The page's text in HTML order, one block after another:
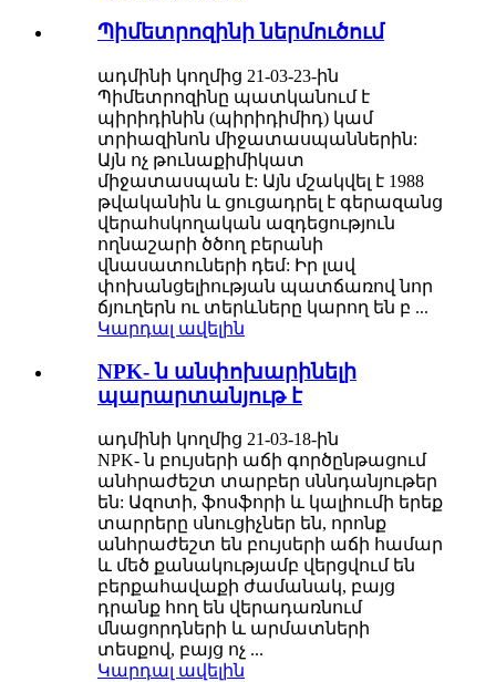
Պիմետրոզինի ներմուծում
ադմինի կողմից 21-03-23-ին
Պիմետրոզինը պատկանում է
պիրիդինին (պիրիդիմիդ) կամ
տրիազինոն միջատասպաններին:
Այն ոչ թունաքիմիկատ
միջատասպան է: Այն մշակվել է 1988
թվականին և ցուցադրել է գերազանց
վերահսկողական ազդեցություն
ողնաշարի ծծող բերանի
վնասատուների դեմ: Իր լավ
փոխանցելիության պատճառով նոր
ճյուղերն ու տերևները կարող են բ ...
Կարդալ ավելին
NPK- ն անփոխարինելի
պարարտանյութ է
ադմինի կողմից 21-03-18-ին
NPK- ն բույսերի աճի գործընթացում
անհրաժեշտ տարբեր սննդանյութեր
են: Ազոտի, ֆոսֆորի և կալիումի երեք
տարրերը սնուցիչներ են, որոնք
անհրաժեշտ են բույսերի աճի համար
և մեծ քանակությամբ վերցվում են
բերքահավաքի ժամանակ, բայց
դրանք հող են վերադառնում
մնացորդների և արմատների
տեսքով, բայց ոչ ...
Կարդալ ավելին